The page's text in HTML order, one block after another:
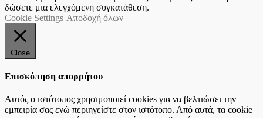
δώσετε μια ελεγχόμενη συγκατάθεση.
Cookie Settings Αποδοχή όλων
Close
Επισκόπηση απορρήτου
Αυτός ο ιστότοπος χρησιμοποιεί cookies για να βελτιώσει την
εμπειρία σας ενώ περιηγείστε στον ιστότοπο. Από αυτά, τα cookie